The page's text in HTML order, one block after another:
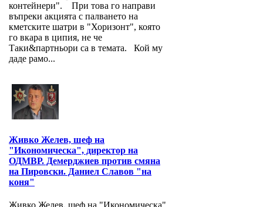
контейнери". При това го направи
въпреки акцията с палването на
кметските шатри в "Хоризонт", която
го вкара в ципия, не че
Таки&партньори са в темата. Кой му
даде рамо...
Живко Желев, шеф на
"Икономическа", директор на
ОДМВР. Демерджиев против смяна
на Пировски. Даниел Славов "на
коня"